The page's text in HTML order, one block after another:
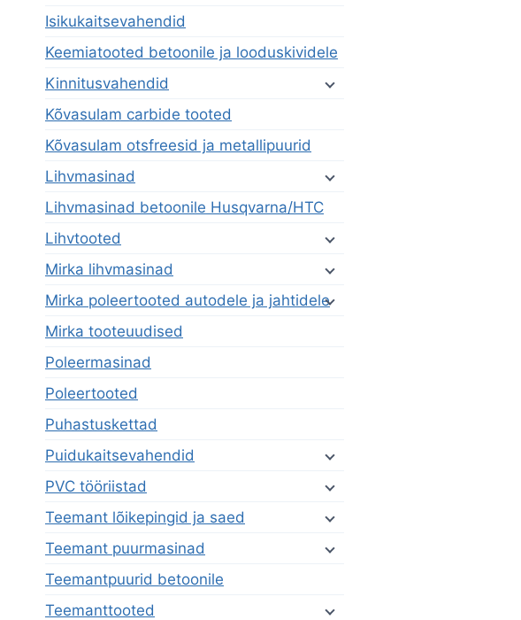
Isikukaitsevahendid
Keemiatooted betoonile ja looduskividele
Kinnitusvahendid
Kõvasulam carbide tooted
Kõvasulam otsfreesid ja metallipuurid
Lihvmasinad
Lihvmasinad betoonile Husqvarna/HTC
Lihvtooted
Mirka lihvmasinad
Mirka poleertooted autodele ja jahtidele
Mirka tooteuudised
Poleermasinad
Poleertooted
Puhastuskettad
Puidukaitsevahendid
PVC tööriistad
Teemant lõikepingid ja saed
Teemant puurmasinad
Teemantpuurid betoonile
Teemanttooted